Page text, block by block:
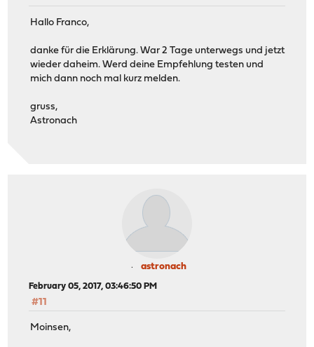
Hallo Franco,
danke für die Erklärung. War 2 Tage unterwegs und jetzt
wieder daheim. Werd deine Empfehlung testen und
mich dann noch mal kurz melden.
gruss,
Astronach
astronach
February 05, 2017, 03:46:50 PM
#11
Moinsen,